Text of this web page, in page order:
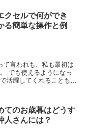
クセルで何ができ
る簡単な操作と例
て言われも、私も最初は
でも使えるようになっ
活躍してくれることもあ
てのお歳暮はどうす
人さんには？